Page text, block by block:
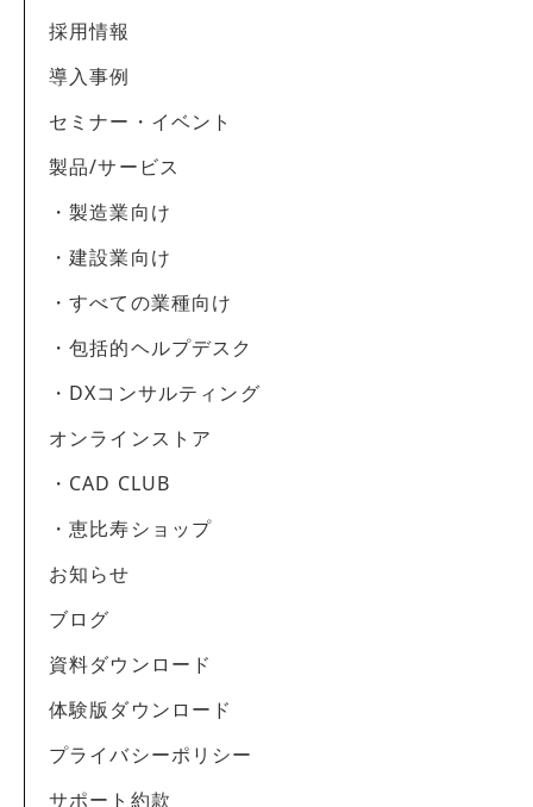
3. 商品・サービスの正確な提供
採用情報
導入事例
セミナー・イベント
製品/サービス
・製造業向け
・建設業向け
・すべての業種向け
・包括的ヘルプデスク
・DXコンサルティング
オンラインストア
・CAD CLUB
・恵比寿ショップ
お知らせ
ブログ
資料ダウンロード
体験版ダウンロード
プライバシーポリシー
サポート約款